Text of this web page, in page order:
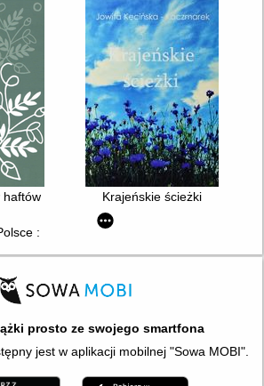
występujących na terenie Hazów
Krajeńskie ścieżki
: [album]
prosto ze swojego smartfona
jest w aplikacji mobilnej "Sowa MOBI".